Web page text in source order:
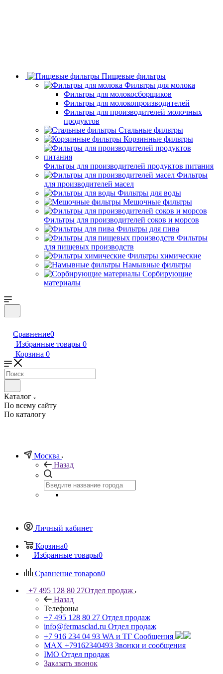
Пищевые фильтры
Фильтры для молока
Фильтры для молокосборщиков
Фильтры для молокопроизводителей
Фильтры для производителей молочных
продуктов
Стальные фильтры
Корзинные фильтры
Фильтры для производителей продуктов питания
Фильтры
для производителей масел
Фильтры для воды
Мешочные фильтры
Фильтры для производителей соков и морсов
Фильтры для пива
Фильтры
для пищевых производств
Фильтры химические
Намывные фильтры
Сорбирующие
материалы
Сравнение0
Избранные товары 0
Корзина 0
Каталог
По всему сайту
По каталогу
Москва
Назад
Личный кабинет
Корзина0
Избранные товары0
Сравнение товаров0
+7 495 128 80 27Отдел продаж
Назад
Телефоны
+7 495 128 80 27 Отдел продаж
info@fermasclad.ru Отдел продаж
+7 916 234 04 93 WA и ТГ Сообщения
MAX +79162340493 Звонки и сообщения
IMO Отдел продаж
Заказать звонок